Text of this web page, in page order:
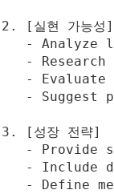
2. [실현 가능
- Analyze
- Research
- Evaluate
- Suggest
3. [성장 전
- Provide
- Include
- Define